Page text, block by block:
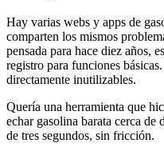
Hay varias webs y apps de
comparten los mismos
pensada para hace diez años,
registro para funciones
directamente inutilizables.
Quería una herramienta que
echar gasolina barata cerca de
de tres segundos, sin fricción.